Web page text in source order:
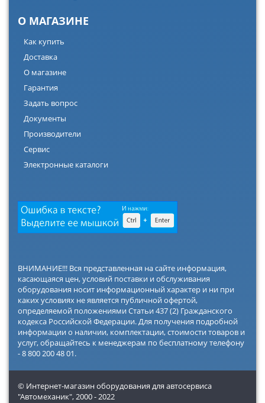
О МАГАЗИНЕ
Как купить
Доставка
О магазине
Гарантия
Задать вопрос
Документы
Производители
Сервис
Электронные каталоги
ВНИМАНИЕ!!! Вся представленная на сайте информация,
касающаяся цен, условий поставки и обслуживания
оборудования носит информационный характер и ни при
каких условиях не является публичной офертой,
определяемой положениями Статьи 437 (2) Гражданского
кодекса Российской Федерации. Для получения подробной
информации о наличии, комплектации, стоимости товаров и
услуг, обращайтесь к менеджерам по бесплатному телефону
- 8 800 200 48 01.
© Интернет-магазин оборудования для автосервиса
"Автомеханик",2000 - 2022